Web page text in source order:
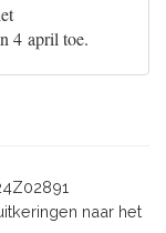
4 april toe.
naar het